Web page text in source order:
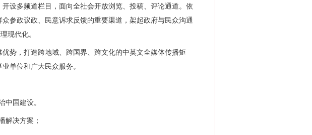
多频道栏目，面向全社会开放浏览、投稿、评论通道。依
参政议政、民意诉求反馈的重要渠道，架起政府与民众沟通
现代化。
，打造跨地域、跨国界、跨文化的中英文全媒体传播矩
单位和广大民众服务。
中国建设。
解决方案；